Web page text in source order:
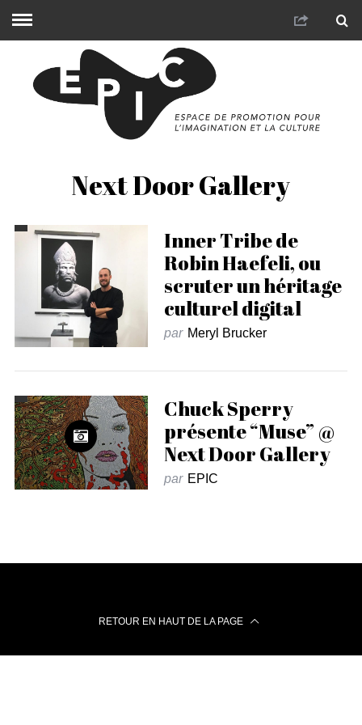
Next Door Gallery
Inner Tribe de
Robin Haefeli, ou
scruter un héritage
culturel digital
par Meryl Brucker
Chuck Sperry
présente “Muse” @
Next Door Gallery
par EPIC
RETOUR EN HAUT DE LA PAGE